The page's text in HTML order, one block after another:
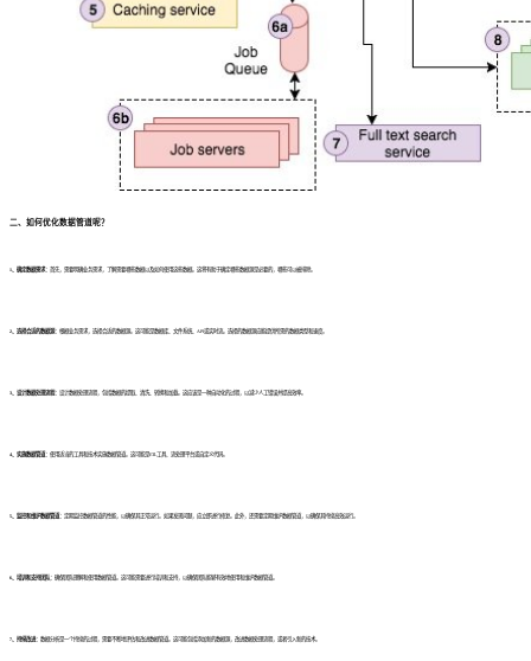
二、如何优化数据管道呢？
1、确定数据需求： 首先，需要明确业务需求，了解需要哪些数据以及如何使用这些数据。这将有助于确定哪些数据源是必要的，哪些可以被排除。
2、选择合适的数据源： 根据业务需求，选择合适的数据源。这可能是数据库、文件系统、API或实时流。选择的数据源应能提供所需的数据类型和速度。
3、设计数据处理流程： 设计数据处理流程，包括数据的提取、清洗、转换和加载。这应该是一种自动化的过程，以减少人工错误并提高效率。
4、实施数据管道： 使用适当的工具和技术实施数据管道。这可能是ETL工具、流处理平台或自定义代码。
5、监控和维护数据管道： 定期监控数据管道的性能，以确保其正常运行。如果发现问题，应立即进行修复。此外，还需要定期维护数据管道，以确保其持续高效运行。
6、培训和支持团队： 确保团队理解和使用数据管道。这可能需要进行培训和支持，以确保团队能够有效地使用和维护数据管道。
7、持续改进： 数据分析是一个持续的过程，需要不断地评估和改进数据管道。这可能包括添加新的数据源，改进数据处理流程，或者引入新的技术。